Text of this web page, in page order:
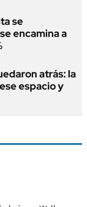
se
encamina a
atrás: la
espacio y